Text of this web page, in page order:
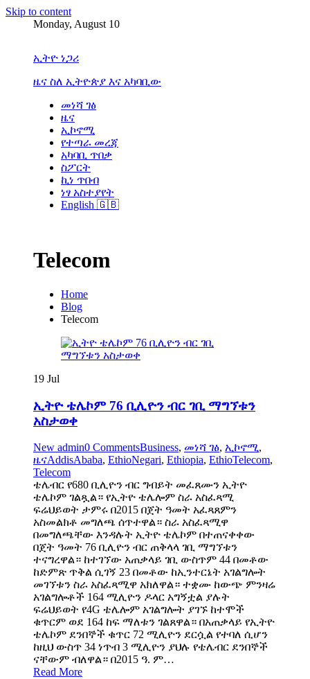
Skip to content
Monday, August 10
ኢትዮ ነጋሪ
ዜና ስለ ኢትዮጵያ እና አካባቢው
መነሻ ገፅ
ዜና
ኢኮኖሚ
የተጣራ መረጃ
አካባቢ ጥበቃ
ስፖርት
ኪነ ጥበብ
ነፃ አስተያየት
English 🇬🇧
Telecom
Home
Blog
Telecom
19 Jul
ኢትዮ ቴሌኮም 76 ቢሊዮን ብር ገቢ ማግኘቱን
አስታወቀ
New admin0 CommentsBusiness, መነሻ ገፅ, ኢኮኖሚ,
ዜናAddisAbaba, EthioNegari, Ethiopia, EthioTelecom,
Telecom
ቴሌብር የ680 ቢሊዮን ብር ግብይት መፈጸሙን ኢትዮ
ቴሌኮም ገልጿል። የኢትዮ ቴሌሎም ስራ አስፈጻሚ
ፍሬህይወት ታምሩ በ2015 በጀት ዓመት አፈጻጸምን
አስመልክቶ መግለጫ ሰጥተዋል። ስራ አስፈጻሚዋ
በመግለጫቸው እንዳሉት ኢትዮ ቴሌኮም በተጠናቀቀው
በጀት ዓመት 76 ቢሊዮን ብር ጠቅላላ ገቢ ማግኘቱን
ተናግረዋል። ከተገኘው አጠቃላይ ገቢ ውስጥም 44 በመቶው
ከድምጽ ጥቅል ሲገኝ 23 በመቶው ከኢንተርኔት አገልግሎት
መገኘቱን ስራ አስፈጻሚዋ አክለዋል። ተቋሙ ከውጭ ምንዛሬ
አገልግሎቶች 164 ሚሊዮን ዶላር አግኝቷል ያሉት
ፍሬህይወት የ4G ቴሌሎም አገልግሎት ያገኙ ከተሞች
ቁጥርም ወደ 164 ከፍ ማለቱን ገልጸዋል። በአጠቃላይ የኢትዮ
ቴሌኮም ደንበኞች ቁጥር 72 ሚሊዮን ደርሷል የተባለ ሲሆን
ከዚህ ውስጥ 34 ነጥብ 3 ሚሊዮን ያህሉ የቴሌብር ደንበኞች
ናቸውም ብለዋል። በ2015 ዓ. ም…
Read More